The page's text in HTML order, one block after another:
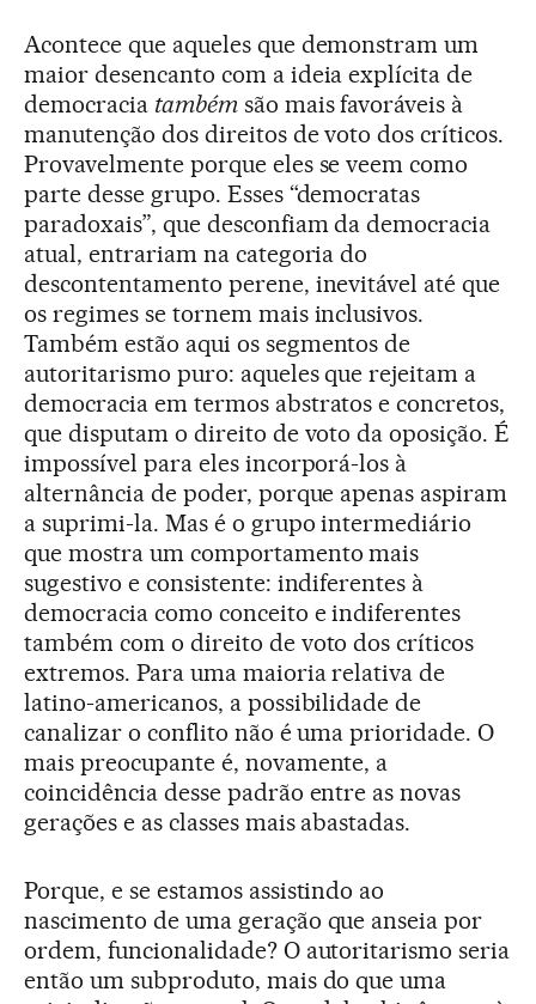
Acontece que aqueles que demonstram um
maior desencanto com a ideia explícita de
democracia tambémsão mais favoráveis à
manutenção dos direitos de voto dos críticos.
Provavelmente porque eles se veem como
parte desse grupo. Esses “democratas
paradoxais”, que desconfiam da democracia
atual, entrariam na categoria do
descontentamento perene, inevitável até que
os regimes se tornem mais inclusivos.
Também estão aqui os segmentos de
autoritarismo puro: aqueles que rejeitam a
democracia em termos abstratos e concretos,
que disputam o direito de voto da oposição. É
impossível para eles incorporá-los à
alternância de poder, porque apenas aspiram
a suprimi-la. Mas é o grupo intermediário
que mostra um comportamento mais
sugestivo e consistente: indiferentes à
democracia como conceito e indiferentes
também com o direito de voto dos críticos
extremos. Para uma maioria relativa de
latino-americanos, a possibilidade de
canalizar o conflito não é uma prioridade. O
mais preocupante é, novamente, a
coincidência desse padrão entre as novas
gerações e as classes mais abastadas.
Porque, e se estamos assistindo ao
nascimento de uma geração que anseia por
ordem, funcionalidade? O autoritarismo seria
então um subproduto, mais do que uma